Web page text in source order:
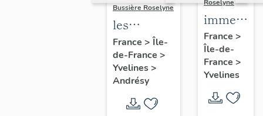
Bussière Roselyne
les
immeubles,
maisons et
fermes du
canton
d'Andrésy
France > Île-
de-France >
Yvelines>
Andrésy
Roselyne
maisons,
fermes
France >
Île-de-
France >
Yvelines